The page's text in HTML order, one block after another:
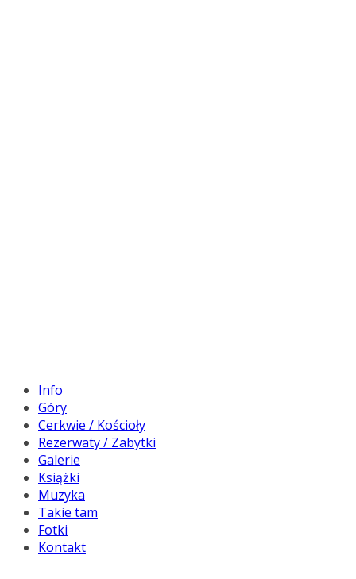
Info
Góry
Cerkwie / Kościoły
Rezerwaty / Zabytki
Galerie
Książki
Muzyka
Takie tam
Fotki
Kontakt